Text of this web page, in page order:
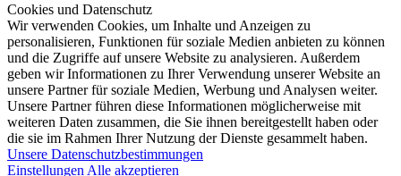
Cookies und Datenschutz
Wir verwenden Cookies, um Inhalte und Anzeigen zu
personalisieren, Funktionen für soziale Medien anbieten zu können
und die Zugriffe auf unsere Website zu analysieren. Außerdem
geben wir Informationen zu Ihrer Verwendung unserer Website an
unsere Partner für soziale Medien, Werbung und Analysen weiter.
Unsere Partner führen diese Informationen möglicherweise mit
weiteren Daten zusammen, die Sie ihnen bereitgestellt haben oder
die sie im Rahmen Ihrer Nutzung der Dienste gesammelt haben.
Unsere Datenschutzbestimmungen
Einstellungen Alle akzeptieren